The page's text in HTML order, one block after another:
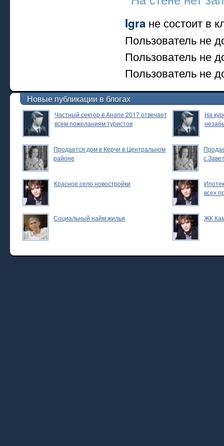
Igra не состоит в
Пользователь не
Пользователь не
Пользователь не
Новые публикации в блогах
Частный сектор в Анапе 2017 отвечает
всем пожеланиям туристов
На
Продается дом в Керчи в Центральном
районе
Красное село новостройки
всех
Социальный найм жилья ЖК